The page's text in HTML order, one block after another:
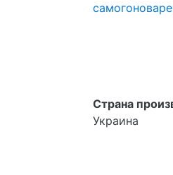
Страна
Украина